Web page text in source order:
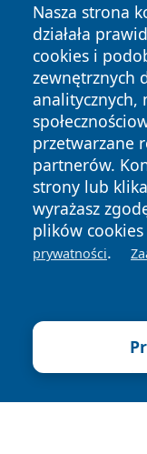
Nasza strona
działała
cookies i
zewnętrznych
analitycznych,
przetwarzane
partnerów.
strony lub
wyrażasz
plików
prywatności.
Copyright © 2026
zastrzeżone.
News Autorzy